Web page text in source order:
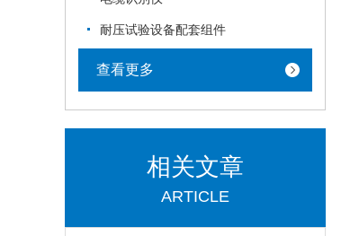
耐压试验设备配套组件
查看更多
相关文章
ARTICLE